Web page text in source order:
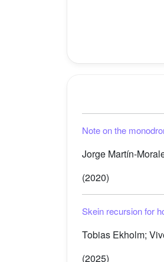
Note on the
Jorge Martín-
(2020)
Skein recursion for
Tobias Ekholm;
(2025)